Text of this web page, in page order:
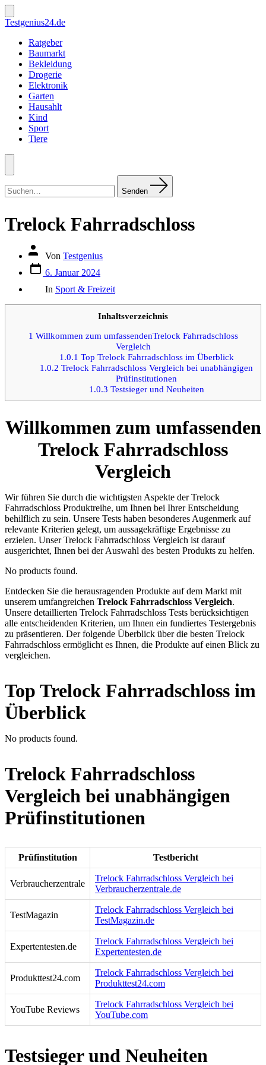
Zum
Inhalt
springen
Suche
ein-/ausblenden
Testgenius24.de
Ratgeber
Baumarkt
Bekleidung
Drogerie
Elektronik
Garten
Hausahlt
Kind
Sport
Tiere
Menü
nach:
Senden
Trelock Fahrradschloss
Autor
Beitrags
Von Testgenius
Datum
des
Beitrags
6. Januar 2024
In Sport & Freizeit
Inhaltsverzeichnis
1 Willkommen zum umfassendenTrelock Fahrradschloss
Vergleich
1.0.1 Top Trelock Fahrradschloss im Überblick
1.0.2 Trelock Fahrradschloss Vergleich bei unabhängigen
Prüfinstitutionen
1.0.3 Testsieger und Neuheiten
Willkommen zum umfassenden
Trelock Fahrradschloss
Vergleich
Wir führen Sie durch die wichtigsten Aspekte der Trelock
Fahrradschloss Produktreihe, um Ihnen bei Ihrer Entscheidung
behilflich zu sein. Unsere Tests haben besonderes Augenmerk auf
relevante Kriterien gelegt, um aussagekräftige Ergebnisse zu
erzielen. Unser Trelock Fahrradschloss Vergleich ist darauf
ausgerichtet, Ihnen bei der Auswahl des besten Produkts zu helfen.
No products found.
Entdecken Sie die herausragenden Produkte auf dem Markt mit
unserem umfangreichen Trelock Fahrradschloss Vergleich.
Unsere detaillierten Trelock Fahrradschloss Tests berücksichtigen
alle entscheidenden Kriterien, um Ihnen ein fundiertes Testergebnis
zu präsentieren. Der folgende Überblick über die besten Trelock
Fahrradschloss ermöglicht es Ihnen, die Produkte auf einen Blick zu
vergleichen.
Top Trelock Fahrradschloss im
Überblick
No products found.
Trelock Fahrradschloss
Vergleich bei unabhängigen
Prüfinstitutionen
Prüfinstitution Testbericht
Verbraucherzentrale
Trelock Fahrradschloss Vergleich bei
Verbraucherzentrale.de
TestMagazin
Trelock Fahrradschloss Vergleich bei
TestMagazin.de
Expertentesten.de
Trelock Fahrradschloss Vergleich bei
Expertentesten.de
Produkttest24.com
Trelock Fahrradschloss Vergleich bei
Produkttest24.com
YouTube Reviews
Trelock Fahrradschloss Vergleich bei
YouTube.com
Testsieger und Neuheiten